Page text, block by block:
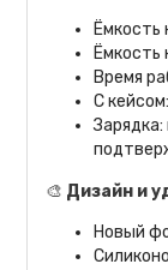
Ёмкость
Ёмкость
Время
С
🎨 Дизайн и
Новый